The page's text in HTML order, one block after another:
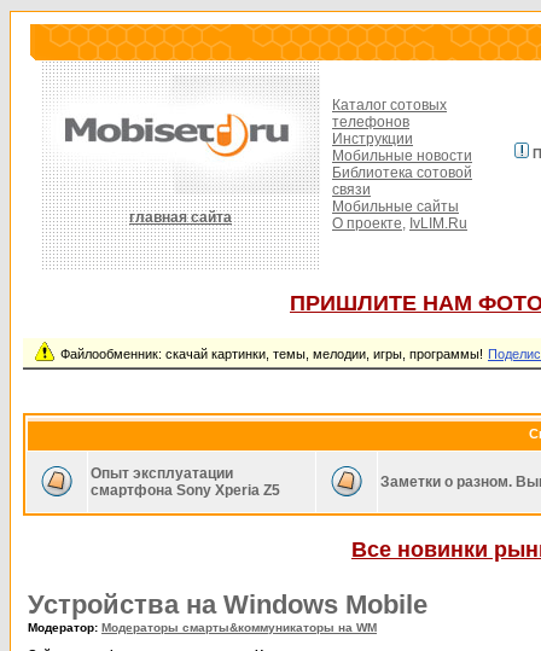
главная сайта
Каталог сотовых
телефонов
Инструкции
Мобильные новости
Библиотека сотовой
связи
Мобильные сайты
О проекте, IvLIM.Ru
ПРИШЛИТЕ НАМ
Файлообменник: скачай картинки, темы, мелодии, игры, программы!
Опыт эксплуатации
смартфона Sony Xperia Z5
Заметки о разном.
Все новинки
Устройства на Windows Mobile
Модератор: Модераторы смарты&коммуникаторы на WM